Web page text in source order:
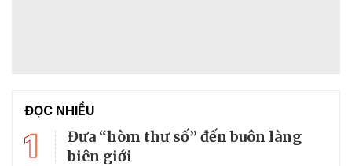
ĐỌC NHIỀU
1
Đưa “hòm thư số” đến buôn làng
biên giới